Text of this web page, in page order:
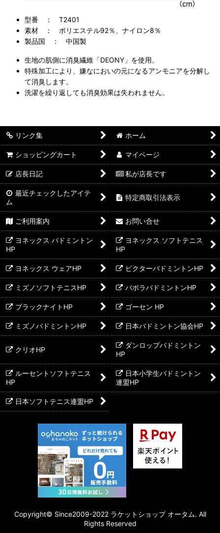
型番 ： T2401
素材 ： ポリエステル92％、ナイロン8％
製品国 ： 中国製
生地の肌側に消臭繊維「DEONY」を使用。
特殊加工により、嫌なにおいの元になるアンモニアを分解し
て消臭します。
洗濯を繰り返しても消臭効果は失われません。
リンク集 ホーム
ショッピングカート マイページ
店長日記 私が店長です
最近チェックしたアイテ
ム
特定商取引法表示
ご利用案内 お問い合せ
ヨネックス バドミントン
HP
ヨネックス ソフトテニス
HP
ヨネックス ウェアHP ビクターバドミントンHP
ミズノソフトテニスHP バボラバドミントンHP
ブラックナイトHP ゴーセン HP
ミズノバドミントンHP 日本バドミントン協会HP
クリオHP
ダンロップバドミントン
HP
ルーセントソフトテニス
HP
日本小学生バドミントン
連盟HP
日本ソフトテニス連盟HP
Copyright©︎ Since2009-2022 ラケットショップ オータム. All
Rights Reserved